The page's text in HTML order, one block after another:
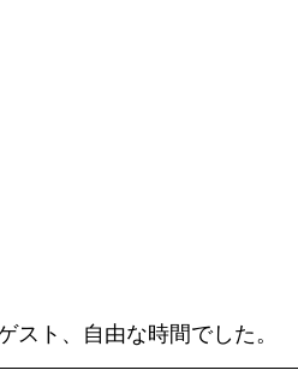
スト、自由な時間でした。